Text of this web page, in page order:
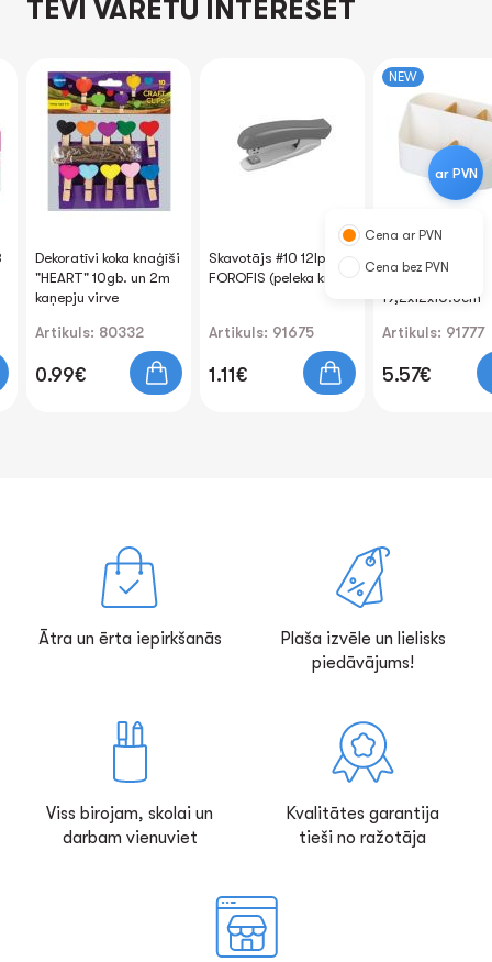
TEVI VARĒTU INTERESĒT
Dekoratīvi koka knaģīši
"HEART" 10gb. un 2m
kaņepju virve
Artikuls: 80332
0.99€
Skavotājs #10 12lp.
FOROFIS (peleka kr.)
Artikuls: 91675
1.11€
NEW
Galda paliktnis
19,2x12x10.6cm
Artikuls: 91777
5.57€
ar PVN
Cena ar PVN
Cena bez PVN
Ātra un ērta iepirkšanās
Plaša izvēle un lielisks
piedāvājums!
Viss birojam, skolai un
darbam vienuviet
Kvalitātes garantija
tieši no ražotāja